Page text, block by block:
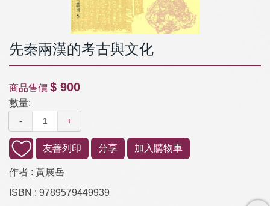
先秦兩漢的考古與文化
商品售價 $ 900
數量:
- +
友善列印 分享 加入購物車
作者 : 黃展岳
ISBN : 9789579449939